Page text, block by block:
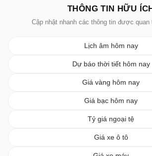
THÔNG TIN HỮU
Cập nhật nhanh các thông tin được quan
Lịch âm hôm nay
Dự báo thời tiết hôm nay
Giá vàng hôm nay
Giá bạc hôm nay
Tỷ giá ngoại tệ
Giá xe ô tô